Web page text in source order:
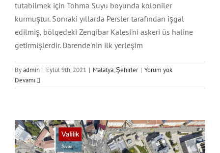
tutabilmek için Tohma Suyu boyunda koloniler
kurmuştur. Sonraki yıllarda Persler tarafından işgal
edilmiş, bölgedeki Zengibar Kalesi'ni askeri üs haline
getirmişlerdir. Darende'nin ilk yerleşim
Byadmin | Eylül 9th, 2021 | Malatya,Şehirler | Yorum yok
Devamı
Sivas Şehir Atlası